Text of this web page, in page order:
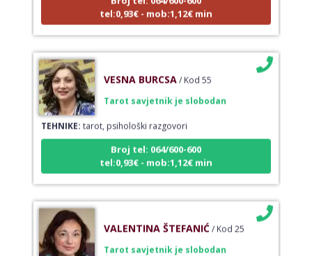
TEHNIKE:tarot, psihološki razgovori
Broj tel: 064/600-600
tel:0,93€ - mob:1,12€ min